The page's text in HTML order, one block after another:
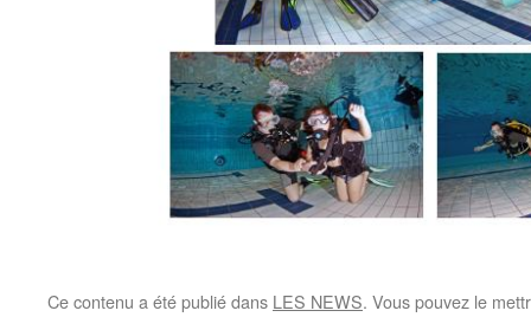
Ce contenu a été publié dans LES NEWS. Vous pouvez le